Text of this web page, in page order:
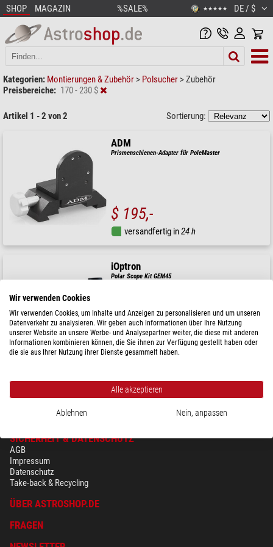
SHOP MAGAZIN %SALE% ★★★★★ DE / $
Kategorien: Montierungen & Zubehör > Polsucher >Zubehör
Preisbereiche: 170 - 230 $
Artikel 1 - 2 von 2 Sortierung:
ADM
Prismenschienen-Adapter für PoleMaster
$ 195,-
versandfertig in24 h
iOptron
Polar Scope Kit GEM45
$ 230,-
versandfertig in
SICHERHEIT & DATENSCHUTZ
AGB
Impressum
Datenschutz
Take-back & Recycling
ÜBER ASTROSHOP.DE
FRAGEN
Wir verwenden Cookies
Wir verwenden Cookies, um Inhalte und Anzeigen zu personalisieren und um unseren
Datenverkehr zu analysieren. Wir geben auch Informationen über Ihre Nutzung
unserer Website an unsere Werbe- und Analysepartner weiter, die diese mit anderen
Informationen kombinieren können, die Sie ihnen zur Verfügung gestellt haben oder
die sie aus Ihrer Nutzung ihrer Dienste gesammelt haben.
Alle akzeptieren
Ablehnen Nein, anpassen